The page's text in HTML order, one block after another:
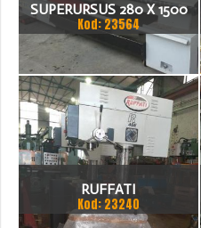
SUPERURSUS 280 X 1500
TOKARKA
Kod: 23564
RUFFATI
Kod: 23240